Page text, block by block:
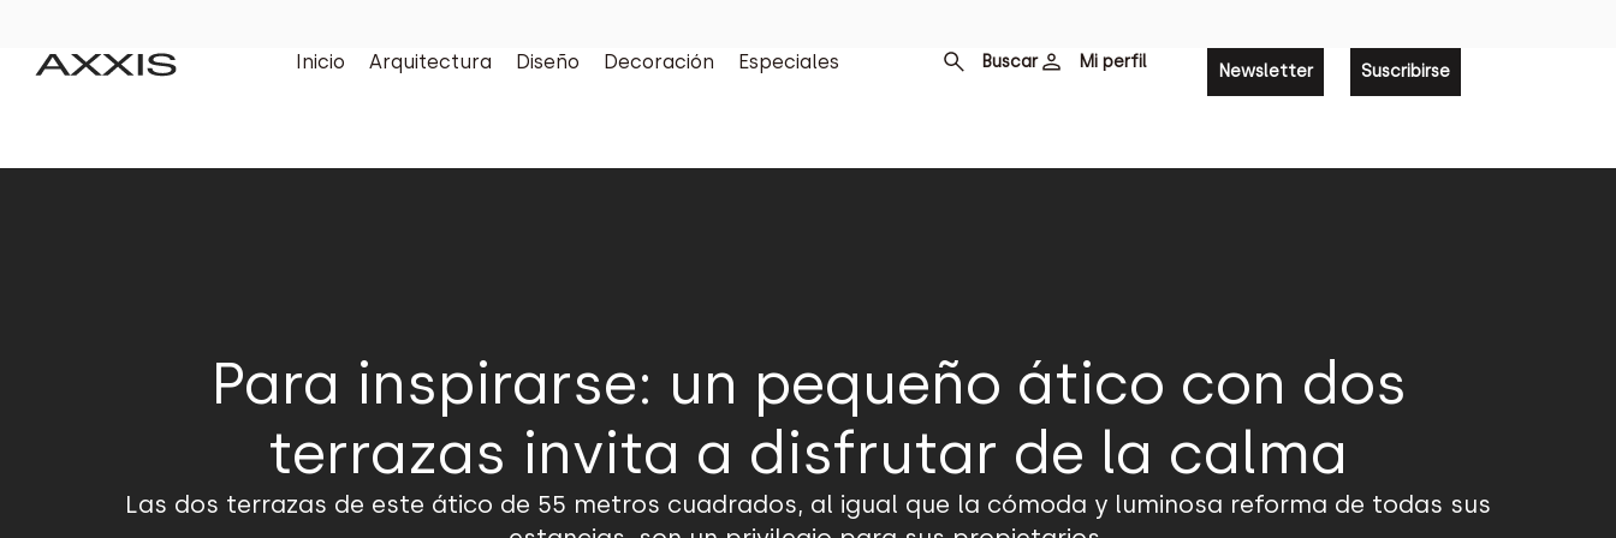
Inicio Arquitectura Diseño Decoración Especiales Buscar Mi perfil Newsletter Suscribirse
Para inspirarse: un pequeño ático con dos
terrazas invita a disfrutar de la calma
Las dos terrazas de este ático de 55 metros cuadrados, al igual que la cómoda y luminosa reforma de todas sus